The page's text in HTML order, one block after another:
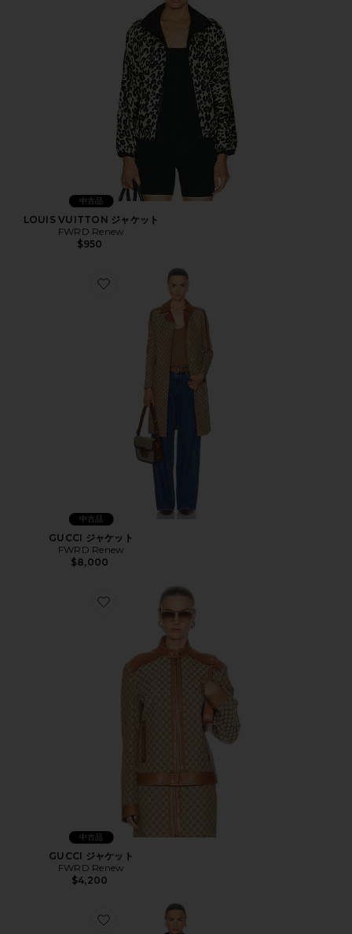
中古品
LOUIS VUITTON ジャケット
FWRD Renew
$950
Favorite GUCCI ジャケット
中古品
GUCCI ジャケット
FWRD Renew
$8,000
Favorite GUCCI ジャケット
中古品
GUCCI ジャケット
FWRD Renew
$4,200
Favorite HERMES コート